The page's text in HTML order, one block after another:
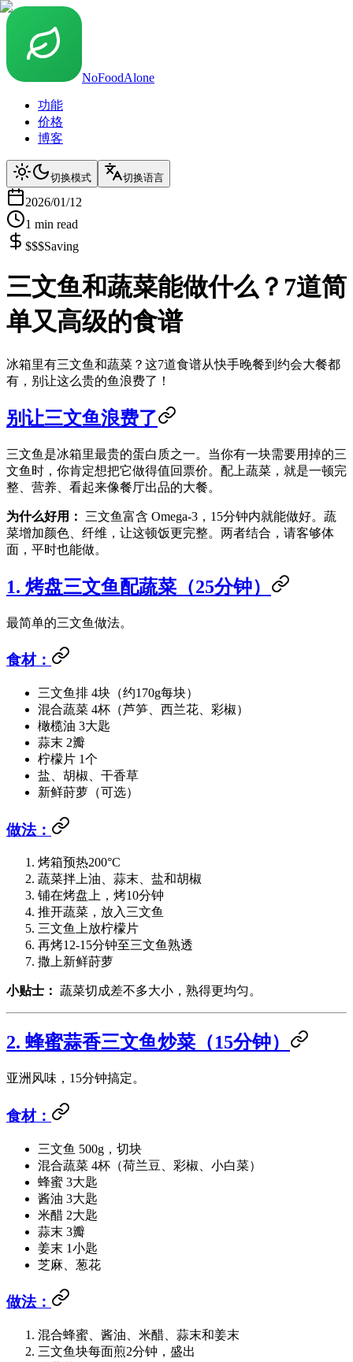
NoFoodAlone
功能
价格
博客
切换模式 切换语言
2026/01/12
1 min read
$$$Saving
三文鱼和蔬菜能做什么？7道简
单又高级的食谱
冰箱里有三文鱼和蔬菜？这7道食谱从快手晚餐到约会大餐都
有，别让这么贵的鱼浪费了！
别让三文鱼浪费了
三文鱼是冰箱里最贵的蛋白质之一。当你有一块需要用掉的三
文鱼时，你肯定想把它做得值回票价。配上蔬菜，就是一顿完
整、营养、看起来像餐厅出品的大餐。
为什么好用：
三文鱼富含 Omega-3，15分钟内就能做好。蔬
菜增加颜色、纤维，让这顿饭更完整。两者结合，请客够体
面，平时也能做。
1. 烤盘三文鱼配蔬菜（25分钟）
最简单的三文鱼做法。
食材：
三文鱼排 4块（约170g每块）
混合蔬菜 4杯（芦笋、西兰花、彩椒）
橄榄油 3大匙
蒜末 2瓣
柠檬片 1个
盐、胡椒、干香草
新鲜莳萝（可选）
做法：
烤箱预热200°C
蔬菜拌上油、蒜末、盐和胡椒
铺在烤盘上，烤10分钟
推开蔬菜，放入三文鱼
三文鱼上放柠檬片
再烤12-15分钟至三文鱼熟透
撒上新鲜莳萝
小贴士： 蔬菜切成差不多大小，熟得更均匀。
2. 蜂蜜蒜香三文鱼炒菜（15分钟）
亚洲风味，15分钟搞定。
食材：
三文鱼 500g，切块
混合蔬菜 4杯（荷兰豆、彩椒、小白菜）
蜂蜜 3大匙
酱油 3大匙
米醋 2大匙
蒜末 3瓣
姜末 1小匙
芝麻、葱花
做法：
混合蜂蜜、酱油、米醋、蒜末和姜末
三文鱼块每面煎2分钟，盛出